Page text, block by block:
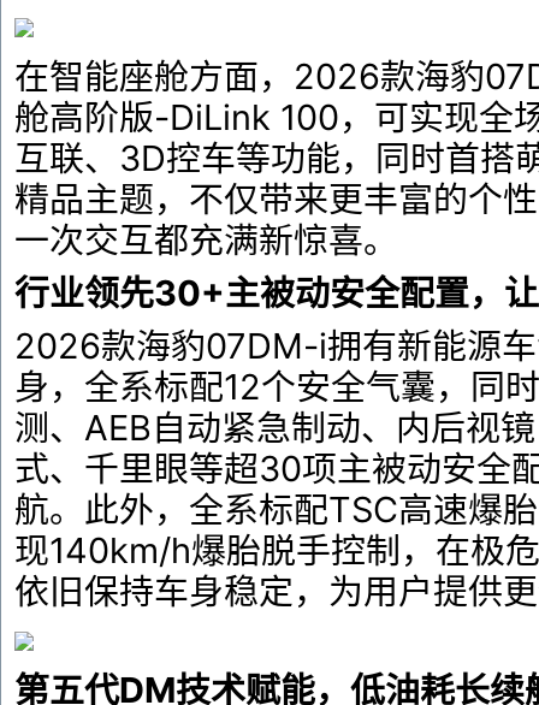
在智能座舱方面，2026款海豹
舱高阶版-DiLink 100，可实现全
互联、3D控车等功能，同时首搭
精品主题，不仅带来更丰富的个
一次交互都充满新惊喜。
行业领先30+主被动安全配置，
2026款海豹07DM-i拥有新能源
身，全系标配12个安全气囊，同
测、AEB自动紧急制动、内后视
式、千里眼等超30项主被动安全
航。此外，全系标配TSC高速爆
现140km/h爆胎脱手控制，在极
依旧保持车身稳定，为用户提供
第五代DM技术赋能，低油耗长续